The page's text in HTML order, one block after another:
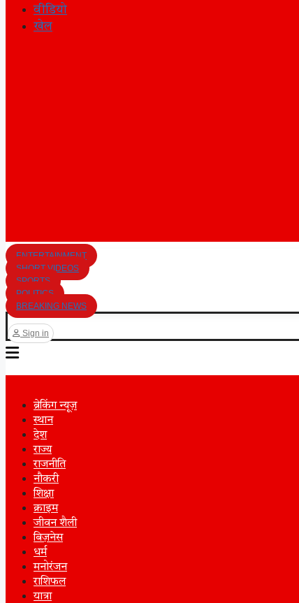
वीडियो
खेल
ENTERTAINMENT
SHORT VIDEOS
SPORTS
POLITICS
BREAKING NEWS
Sign in
ब्रेकिंग न्यूज़
स्थान
देश
राज्य
राजनीति
नौकरी
शिक्षा
क्राइम
जीवन शैली
बिज़नेस
धर्म
मनोरंजन
राशिफल
यात्रा